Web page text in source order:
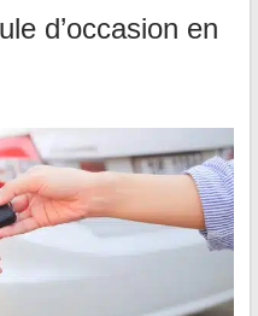
d’occasion en